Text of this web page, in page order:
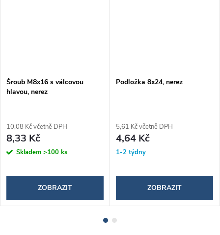
Šroub M8x16 s válcovou
hlavou, nerez
10,08 Kč včetně DPH
8,33 Kč
Skladem >100 ks
ZOBRAZIT
Podložka 8x24, nerez
5,61 Kč včetně DPH
4,64 Kč
1-2 týdny
ZOBRAZIT